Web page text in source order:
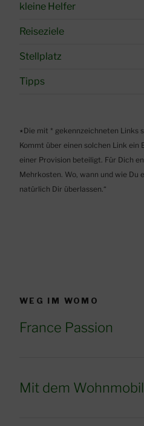
kleine Helfer
Reiseziele
Stellplatz
Tipps
٭Die mit * gekennzeichneten Links sind sogenannte Affiliate Links.
Kommt über einen solchen Link
einer Provision beteiligt. Für Dich
Mehrkosten. Wo, wann und wie Du
natürlich Dir überlassen.“
WEG IM WOMO
France Passion
Mit dem